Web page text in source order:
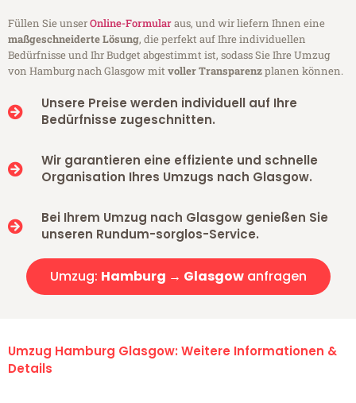
Füllen Sie unserOnline-Formularaus, und wir liefern Ihnen eine
maßgeschneiderte Lösung, die perfekt auf Ihre individuellen
Bedürfnisse und Ihr Budget abgestimmt ist, sodass Sie Ihre Umzug
von Hamburg nach Glasgow mitvoller Transparenzplanen können.
Unsere Preise werden individuell auf Ihre
Bedürfnisse zugeschnitten.
Wir garantieren eine effiziente und schnelle
Organisation Ihres Umzugs nach Glasgow.
Bei Ihrem Umzug nach Glasgow genießen Sie
unseren Rundum-sorglos-Service.
Umzug: Hamburg → Glasgowanfragen
Umzug Hamburg Glasgow: Weitere Informationen &
Details